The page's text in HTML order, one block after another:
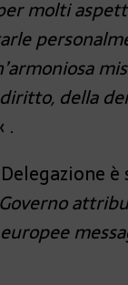
molti
della
.